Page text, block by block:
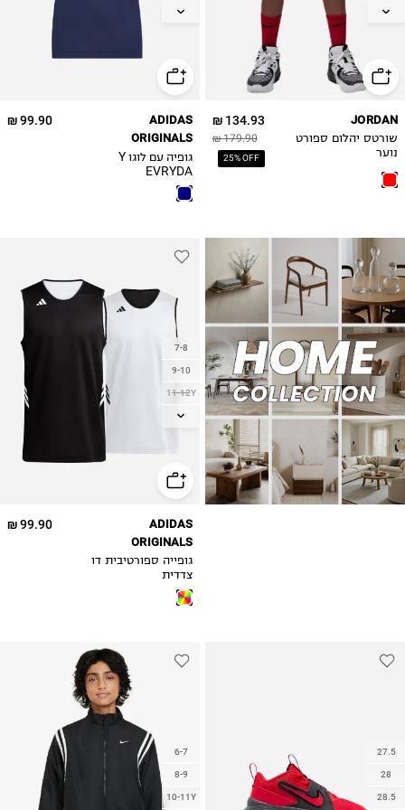
13-15
134.93 ₪
179.90 ₪
25% OFF
JORDAN
שורטס יהלום ספורט
נוער
13-14Y
99.90 ₪
ADIDAS
ORIGINALS
גופיה עם לוגו Y
EVRYDA
7-8
9-10
11-12Y
13-14Y
99.90 ₪
ADIDAS
ORIGINALS
גופייה ספורטיבית דו
צדדית
27.5
28
28.5
6-7
8-9
10-11Y